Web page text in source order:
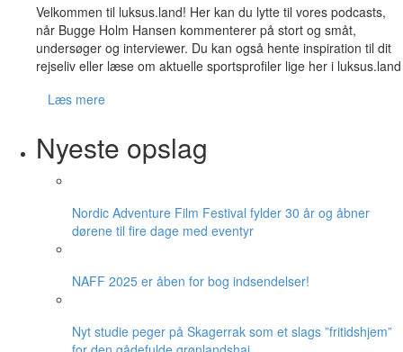
Velkommen til luksus.land! Her kan du lytte til vores podcasts,
når Bugge Holm Hansen kommenterer på stort og småt,
undersøger og interviewer. Du kan også hente inspiration til dit
rejseliv eller læse om aktuelle sportsprofiler lige her i luksus.land
Læs mere
Nyeste opslag
Nordic Adventure Film Festival fylder 30 år og åbner
dørene til fire dage med eventyr
NAFF 2025 er åben for bog indsendelser!
Nyt studie peger på Skagerrak som et slags ”fritidshjem”